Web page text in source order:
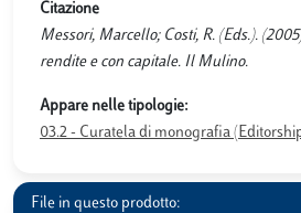
Citazione
Messori, Marcello; Costi, R. (Eds.).
rendite e con capitale. Il Mulino.
Appare nelle tipologie:
03.2 - Curatela di monografia
File in questo prodotto: